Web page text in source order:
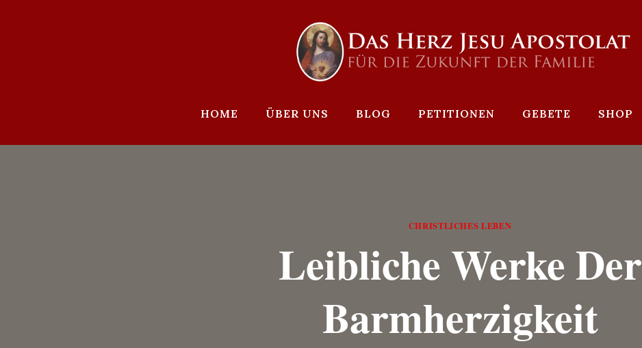
HOME ÜBER UNS BLOG PETITIONEN GEBETE SHOP
CHRISTLICHES LEBEN
Leibliche Werke Der
Barmherzigkeit